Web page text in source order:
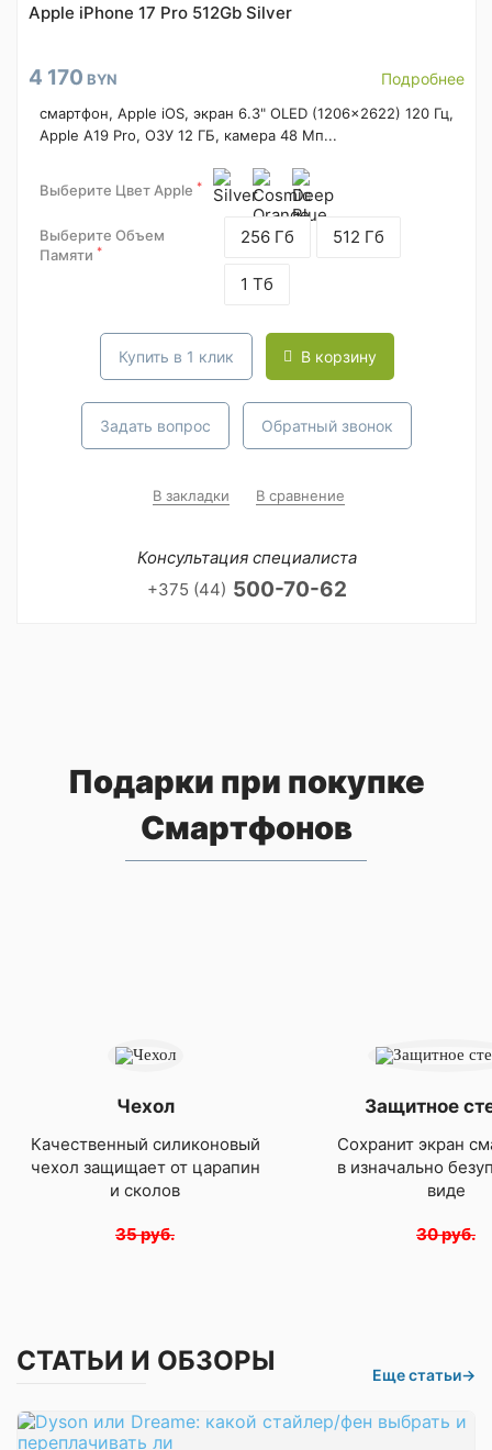
Apple iPhone 17 Pro 512Gb Silver
4 170 BYN Подробнее
смартфон, Apple iOS, экран 6.3" OLED (1206x2622) 120 Гц,
Apple A19 Pro, ОЗУ 12 ГБ, камера 48 Мп...
Выберите Цвет Apple *
Выберите Объем
Памяти *
256 Гб 512 Гб
1 Тб
Купить в 1 клик В корзину
Задать вопрос Обратный звонок
В закладки В сравнение
Консультация специалиста
+375 (44) 500-70-62
Подарки при покупке
Смартфонов
Чехол
Качественный силиконовый
чехол защищает от царапин
и сколов
35 руб.
Защитное
Сохранит экран
в изначально
виде
30 руб.
СТАТЬИ И ОБЗОРЫ Еще статьи→